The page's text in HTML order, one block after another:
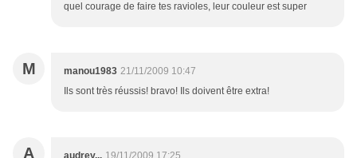
quel courage de faire tes ravioles, leur couleur est super
M manou1983 21/11/2009 10:47
Ils sont très réussis! bravo! Ils doivent être extra!
A audrey... 19/11/2009 17:25